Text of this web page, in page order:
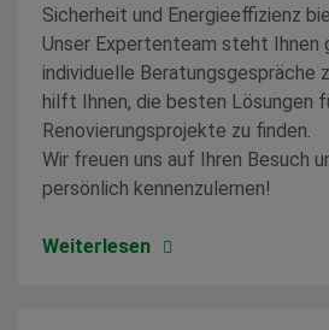
Sicherheit und Energieeffizienz
Unser Expertenteam steht Ihnen
individuelle Beratungsgespräche
hilft Ihnen, die besten Lösungen
Renovierungsprojekte zu finden.
Wir freuen uns auf Ihren Besuch
persönlich kennenzulernen!
Weiterlesen